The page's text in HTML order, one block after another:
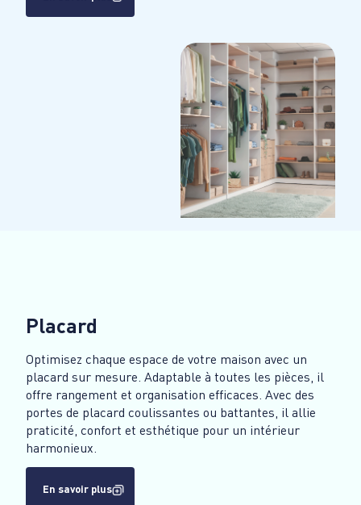
Placard
Optimisez chaque espace de votre maison avec un
placard sur mesure. Adaptable à toutes les pièces, il
offre rangement et organisation efficaces. Avec des
portes de placard coulissantes ou battantes, il allie
praticité, confort et esthétique pour un intérieur
harmonieux.
En savoir plus